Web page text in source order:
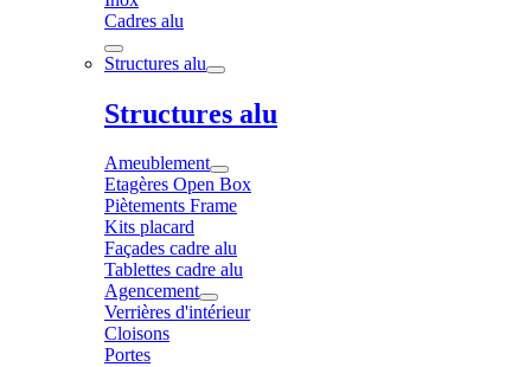
Cadres alu
Structures alu
Structures alu
Ameublement
Etagères Open Box
Piètements Frame
Kits placard
Façades cadre alu
Tablettes cadre alu
Agencement
Verrières d'intérieur
Cloisons
Portes